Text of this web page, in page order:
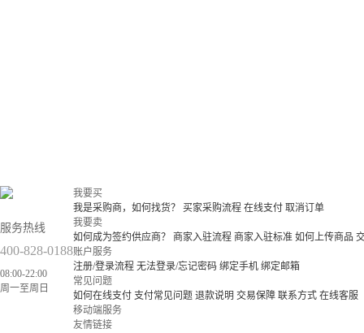
服务热线
400-828-0188
08:00-22:00
周一至周日
我要买
我是采购商，如何找货？
买家采购流程 在线支付 取消订单
我要卖
如何成为签约供应商？
商家入驻流程 商家入驻标准 如何上传商品
账户服务
注册/登录流程 无法登录/忘记密码 绑定手机 绑定邮箱
常见问题
如何在线支付 支付常见问题 退款说明 交易保障 联系方式 在线客服
移动端服务
友情链接